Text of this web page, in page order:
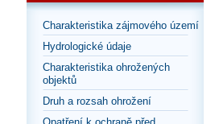
Charakteristika zájmového území
Hydrologické údaje
Charakteristika ohrožených
objektů
Druh a rozsah ohrožení